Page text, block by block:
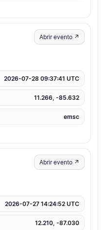
Abrir evento ↗
2026-07-28 09:37:41 UTC
11.266, -85.632
emsc
Abrir evento ↗
2026-07-27 14:24:52 UTC
12.210, -87.030